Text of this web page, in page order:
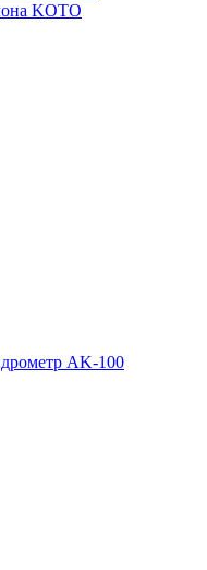
KOTO
AK-100